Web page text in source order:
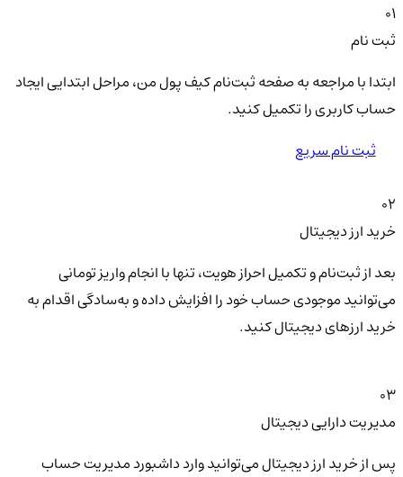
01
ثبت نام
ابتدا با مراجعه به صفحه ثبت‌نام کیف‌ پول من، مراحل ابتدایی ایجاد
حساب کاربری را تکمیل کنید.
ثبت نام سریع
02
خرید ارز دیجیتال
بعد از ثبت‌نام و تکمیل احراز هویت، تنها با انجام واریز تومانی
می‌توانید موجودی حساب خود را افزایش داده و به‌سادگی اقدام به
خرید ارزهای دیجیتال کنید.
03
مدیریت دارایی دیجیتال
پس از خرید ارز دیجیتال می‌توانید وارد داشبورد مدیریت حساب